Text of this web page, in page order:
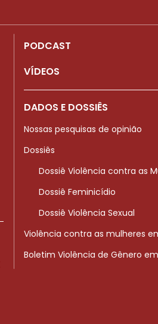
PODCAST
VÍDEOS
DADOS E DOSSIÊS
Nossas pesquisas de opinião
Dossiês
Dossiê Violência contra as
Dossiê Feminicídio
Dossiê Violência Sexual
Violência contra as mulheres
Boletim Violência de Gênero